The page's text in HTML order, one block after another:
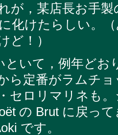
が，某店長お手
化けたらしい。
ど！）
といて，例年どお
ら定番がラムチ
セロリマリネも
の Brut に戻っ
です。